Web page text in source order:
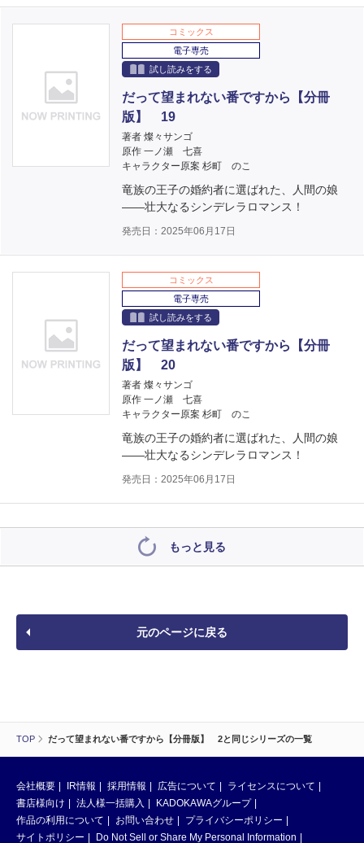
TOP だって望まれない番ですから【分冊版】 2と同じシリーズの一覧
コミックス
電子専売
試し読みをする
だって望まれない番ですから【分冊
版】 19
著者 燦々サンゴ
原作 一ノ瀬 七喜
キャラクター原案 杉町 のこ
竜族の王子の婚約者に選ばれた、人間の娘
――壮大なるシンデレラロマンス！
発売日：2025年06月17日
コミックス
電子専売
試し読みをする
だって望まれない番ですから【分冊
版】 20
著者 燦々サンゴ
原作 一ノ瀬 七喜
キャラクター原案 杉町 のこ
竜族の王子の婚約者に選ばれた、人間の娘
――壮大なるシンデレラロマンス！
発売日：2025年06月17日
もっと見る
元のページに戻る
会社概要 IR情報 採用情報 広告について
ライセンスについて
書店様向け
法人様一括購入
KADOKAWAグループ
作品の利用について
お問い合わせ
プライバシーポリシー
サイトポリシー
Do Not Sell or Share My Personal Information